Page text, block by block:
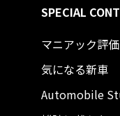
SPECIAL
マニアック評
気になる新車
Automobile